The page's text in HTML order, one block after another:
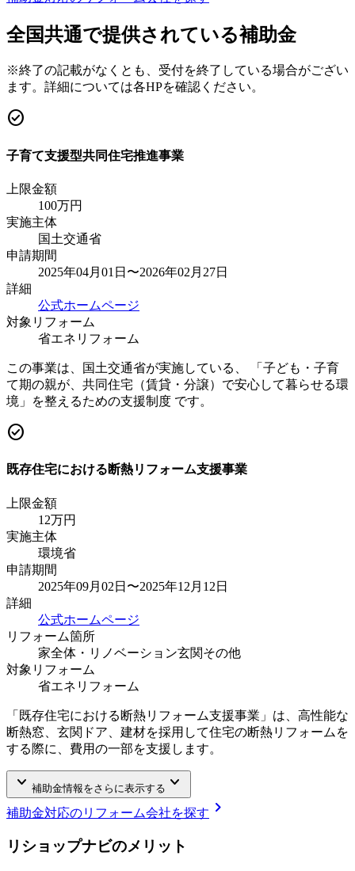
全国共通で提供されている補助金
※終了の記載がなくとも、受付を終了している場合がござい
ます。詳細については各HPを確認ください。
check_circle
子育て支援型共同住宅推進事業
上限金額
100万円
実施主体
国土交通省
申請期間
2025年04月01日〜2026年02月27日
詳細
公式ホームページ
対象リフォーム
省エネリフォーム
この事業は、国土交通省が実施している、 「子ども・子育
て期の親が、共同住宅（賃貸・分譲）で安心して暮らせる環
境」を整えるための支援制度 です。
check_circle
既存住宅における断熱リフォーム支援事業
上限金額
12万円
実施主体
環境省
申請期間
2025年09月02日〜2025年12月12日
詳細
公式ホームページ
リフォーム箇所
家全体・リノベーション玄関その他
対象リフォーム
省エネリフォーム
「既存住宅における断熱リフォーム支援事業」は、高性能な
断熱窓、玄関ドア、建材を採用して住宅の断熱リフォームを
する際に、費用の一部を支援します。
keyboard_arrow_down 補助金情報をさらに表示する keyboard_arrow_down
補助金対応のリフォーム会社を探す chevron_right
リショップナビのメ リ ッ ト